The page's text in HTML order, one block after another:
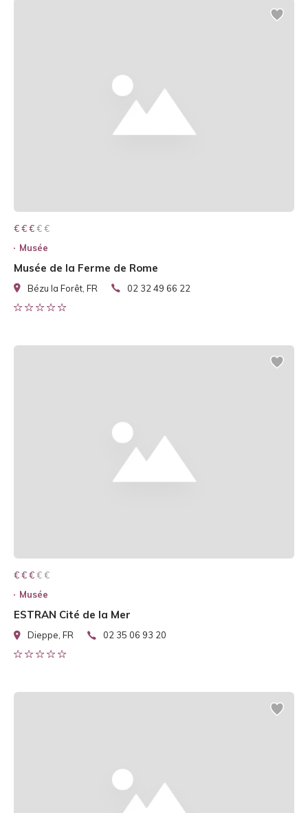
€ € € € €
€ € €
Musée
Musée de la Ferme de Rome
Bézu la Forêt, FR 02 32 49 66 22
€ € € € €
€ € €
Musée
ESTRAN Cité de la Mer
Dieppe, FR 02 35 06 93 20